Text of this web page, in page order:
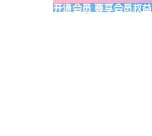
开通会员 尊享会员权益